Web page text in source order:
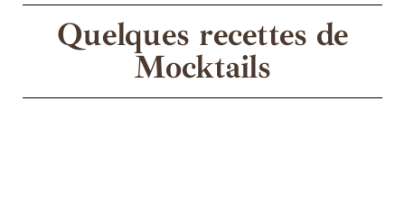
Quelques recettes de
Mocktails